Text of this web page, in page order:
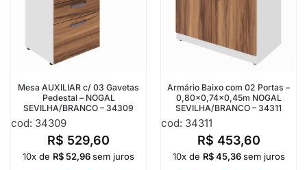
Mesa AUXILIAR c/ 03 Gavetas
Pedestal – NOGAL
SEVILHA/BRANCO – 34309
cod: 34309
R$ 529,60
10x de R$52,96sem juros
Armário Baixo com 02 Portas –
0,80×0,74×0,45m NOGAL
SEVILHA/BRANCO – 34311
cod: 34311
R$ 453,60
10x de R$45,36 sem juros